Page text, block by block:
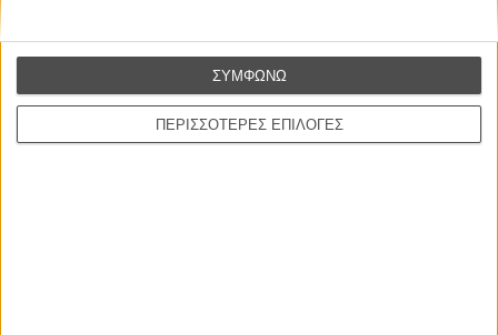
ΠΕΡΙΣΣΟΤΕΡΕΣ ΕΠΙΛΟΓΕΣ
ΣΥΜΦΩΝΩ